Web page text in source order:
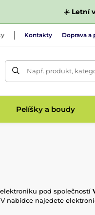
☀️ Letní
Kontakty Doprava a
Např. produkt,
Pelíšky a boudy
pod společností
nabídce najedete